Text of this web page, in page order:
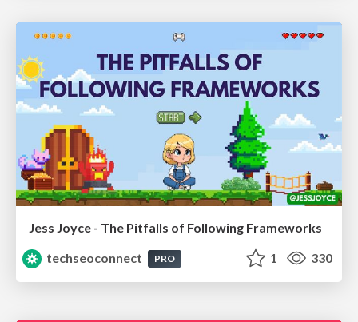
Jess Joyce - The Pitfalls of Following Frameworks
techseoconnect
PRO 1 330